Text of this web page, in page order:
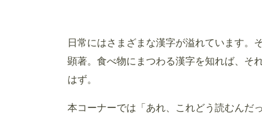
日常にはさまざまな漢字が溢れています。
顕著。食べ物にまつわる漢字を知れば、そ
はず。
本コーナーでは「あれ、これどう読むんだ